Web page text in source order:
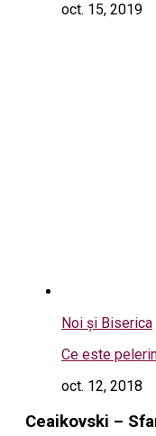
oct. 15, 2019
Noi și Biserica
Ce este
oct. 12, 2018
Ceaikovski –